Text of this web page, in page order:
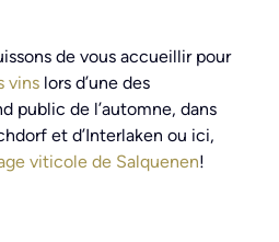
de vous accueillir pour
vins lors d’une des
public de l’automne, dans
et d’Interlaken ou ici,
viticole de Salquenen!